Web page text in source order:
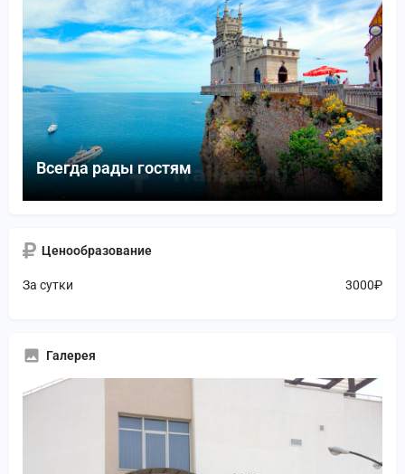
Всегда рады гостям
Ценообразование
За сутки 3000₽
Галерея